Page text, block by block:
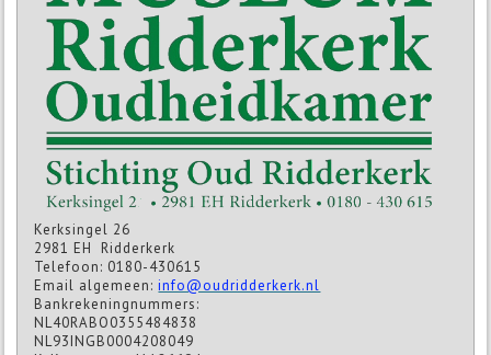
Kerksingel 26
2981 EH Ridderkerk
Telefoon: 0180-430615
Email algemeen:info@oudridderkerk.nl
Bankrekeningnummers:
NL40RABO0355484838
NL93INGB0004208049